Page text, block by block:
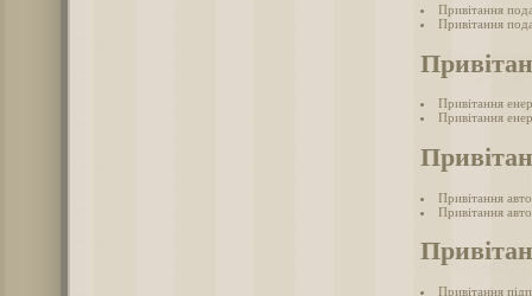
Привітання
Привітання
Привітання
Привітання
Привітання
Привітання
Привітання